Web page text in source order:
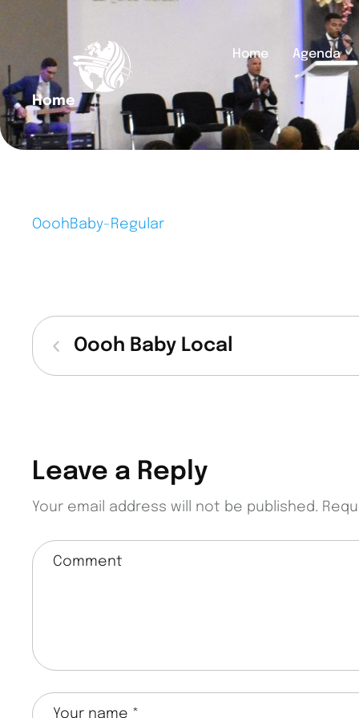
Home Agenda
Home │
OoohBaby-Regular
Oooh Baby Local
Leave a Reply
Your email address will not be published.